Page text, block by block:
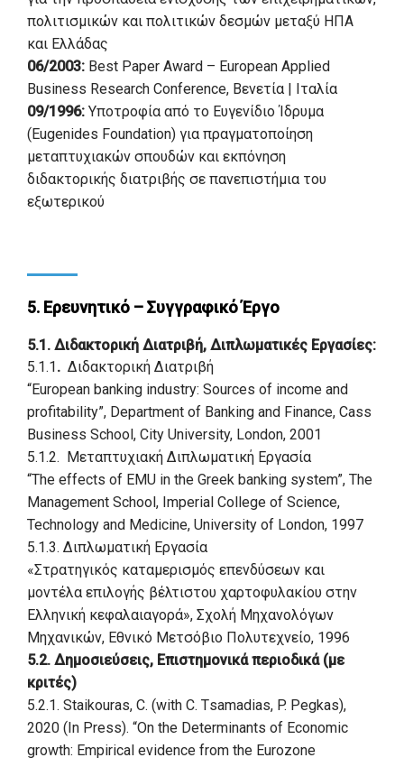
πολιτισμικών και πολιτικών δεσμών μεταξύ ΗΠΑ
και Ελλάδας
06/2003: Best Paper Award – European Applied
Business Research Conference, Βενετία | Ιταλία
09/1996: Υποτροφία από το Ευγενίδιο Ίδρυμα
(Eugenides Foundation) για πραγματοποίηση
μεταπτυχιακών σπουδών και εκπόνηση
διδακτορικής διατριβής σε πανεπιστήμια του
εξωτερικού
5. Ερευνητικό – Συγγραφικό Έργο
5.1. Διδακτορική Διατριβή, Διπλωματικές Εργασίες:
5.1.1. Διδακτορική Διατριβή
“European banking industry: Sources of income and
profitability”, Department of Banking and Finance, Cass
Business School, City University, London, 2001
5.1.2. Μεταπτυχιακή Διπλωματική Εργασία
“The effects of EMU in the Greek banking system”, The
Management School, Imperial College of Science,
Technology and Medicine, University of London, 1997
5.1.3. Διπλωματική Εργασία
«Στρατηγικός καταμερισμός επενδύσεων και
μοντέλα επιλογής βέλτιστου χαρτοφυλακίου στην
Ελληνική κεφαλαιαγορά», Σχολή Μηχανολόγων
Μηχανικών, Εθνικό Μετσόβιο Πολυτεχνείο, 1996
5.2. Δημοσιεύσεις, Επιστημονικά περιοδικά (με
κριτές)
5.2.1. Staikouras, C. (with C. Τsamadias, P. Pegkas),
2020 (In Press). “On the Determinants of Economic
growth: Empirical evidence from the Eurozone